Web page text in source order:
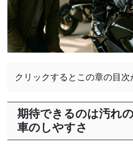
クリックするとこの章の目次
期待できるのは汚れ
車のしやすさ